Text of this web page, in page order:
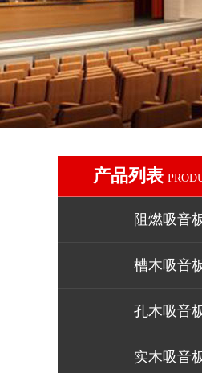
产品列表
阻燃吸音
槽木吸音
孔木吸音
实木吸音